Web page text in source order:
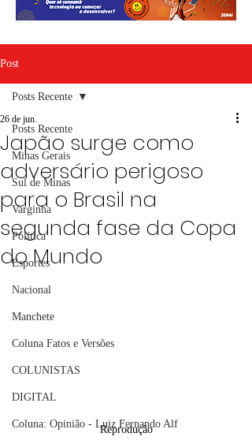
Post
Posts Recente
Minas Gerais
Sul de Minas
Varginha
Política
Esportes
Nacional
Manchete
Coluna Fatos e Versões
COLUNISTAS
DIGITAL
Coluna: Opinião - Luiz Fernando Alf
Posts Recente
Japão surge como
adversário perigoso
para o Brasil na
segunda fase da Copa
do Mundo
26 de jun.
Reprodução